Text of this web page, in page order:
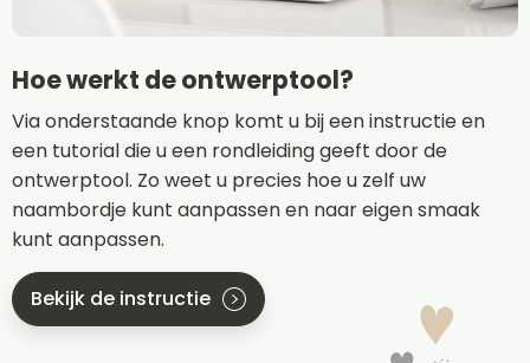
Hoe werkt de ontwerptool?
Via onderstaande knop komt u bij een instructie en
een tutorial die u een rondleiding geeft door de
ontwerptool. Zo weet u precies hoe u zelf uw
naambordje kunt aanpassen en naar eigen smaak
kunt aanpassen.
Bekijk de instructie